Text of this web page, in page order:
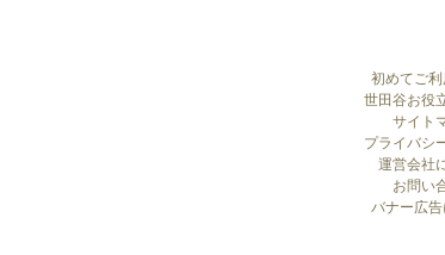
初めてご
世田谷お役
サイト
プライバシ
運営会社
お問い
バナー広